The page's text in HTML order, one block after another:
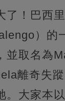
了！巴西
）的
並取名為
離奇失
。大家本